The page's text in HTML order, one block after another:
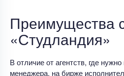
Преимущества
«Студландия»
В отличие от агентств, где
менеджера, на бирже